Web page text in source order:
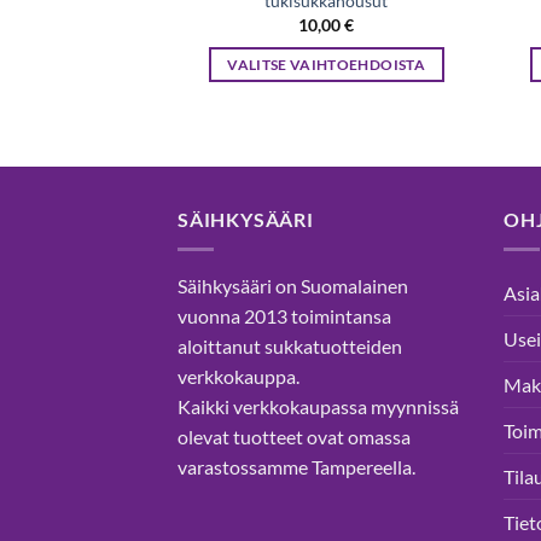
10,00€
VALITSE VAIHTOEHDOISTA
valinnat
tuotteen
sivulla.
SÄIHKYSÄÄRI
Säihkysääri on Suomalainen
vuonna 2013 toimintansa
aloittanut sukkatuotteiden
verkkokauppa.
Kaikki verkkokaupassa myynnissä
olevat tuotteet ovat omassa
varastossamme Tampereella.